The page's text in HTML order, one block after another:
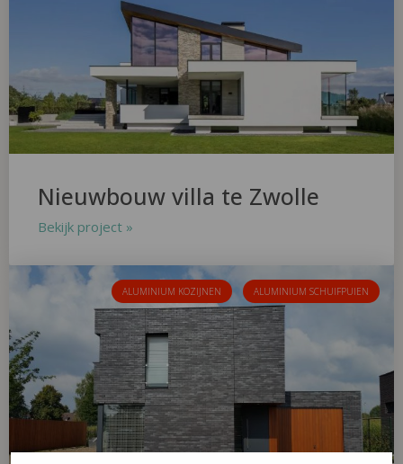
Nieuwbouw villa te Zwolle
Bekijk project »
ALUMINIUM KOZIJNEN ALUMINIUM SCHUIFPUIEN